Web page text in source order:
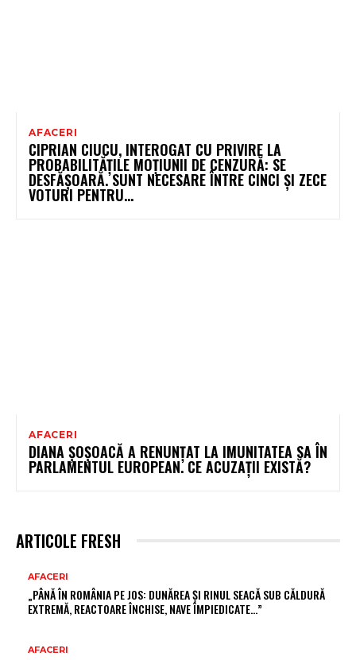
AFACERI
CIPRIAN CIUCU, INTEROGAT CU PRIVIRE LA
PROBABILITĂȚILE MOȚIUNII DE CENZURĂ: SE
DESFĂȘOARĂ. SUNT NECESARE ÎNTRE CINCI ȘI ZECE
VOTURI PENTRU…
AFACERI
DIANA ȘOȘOACĂ A RENUNȚAT LA IMUNITATEA SA ÎN
PARLAMENTUL EUROPEAN. CE ACUZAȚII EXISTĂ?
ARTICOLE FRESH
AFACERI
„PÂNĂ ÎN ROMÂNIA PE JOS: DUNĂREA ȘI RINUL SEACĂ SUB CĂLDURĂ
EXTREMĂ, REACTOARE ÎNCHISE, NAVE ÎMPIEDICATE…”
AFACERI